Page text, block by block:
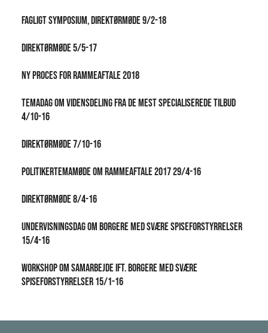
Fagligt symposium, direktørmøde 9/2-18
Direktørmøde 5/5-17
Ny proces for Rammeaftale 2018
Temadag om vidensdeling fra de mest specialiserede tilbud
4/10-16
Direktørmøde 7/10-16
Politikertemamøde om Rammeaftale 2017 29/4-16
Direktørmøde 8/4-16
Undervisningsdag om borgere med svære spiseforstyrrelser
15/4-16
Workshop om samarbejde ift. borgere med svære
spiseforstyrrelser 15/1-16